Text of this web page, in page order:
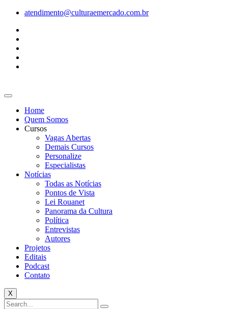
conteúdo
atendimento@culturaemercado.com.br
Home
Quem Somos
Cursos
Vagas Abertas
Demais Cursos
Personalize
Especialistas
Notícias
Todas as Notícias
Pontos de Vista
Lei Rouanet
Panorama da Cultura
Política
Entrevistas
Autores
Projetos
Editais
Podcast
Contato
X